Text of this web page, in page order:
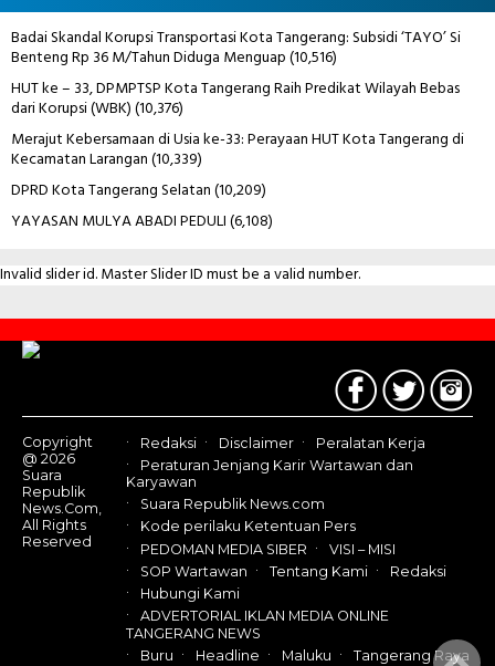
Badai Skandal Korupsi Transportasi Kota Tangerang: Subsidi ‘TAYO’ Si
Benteng Rp 36 M/Tahun Diduga Menguap(10,516)
HUT ke – 33, DPMPTSP Kota Tangerang Raih Predikat Wilayah Bebas
dari Korupsi (WBK)(10,376)
Merajut Kebersamaan di Usia ke-33: Perayaan HUT Kota Tangerang di
Kecamatan Larangan(10,339)
DPRD Kota Tangerang Selatan(10,209)
YAYASAN MULYA ABADI PEDULI(6,108)
Invalid slider id. Master Slider ID must be a valid number.
Contact
Us
Copyright
@ 2026
Suara
Republik
News.Com,
All Rights
Reserved
Redaksi Disclaimer
Peralatan Kerja
Peraturan Jenjang Karir Wartawan dan
Karyawan
Suara Republik News.com
Kode perilaku Ketentuan Pers
PEDOMAN MEDIA SIBER
VISI – MISI
SOP Wartawan
Tentang Kami
Redaksi
Hubungi Kami
ADVERTORIAL IKLAN MEDIA ONLINE
TANGERANG NEWS
Buru
Headline Maluku Tangerang Raya